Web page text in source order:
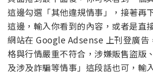
這邊勾選「其他違規情事」，接著再
這邊，輸入你看到的內容，或者是直
網站在 Google Adsense 上刊登廣告
格與行情嚴重不符合，涉嫌販售盜版
及涉及詐騙等情事」這段話也可，輸